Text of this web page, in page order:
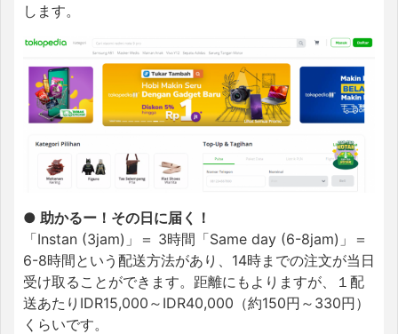
します。
● 助かるー！その日に届く！
「Instan (3jam)」＝ 3時間「Same day (6-8jam)」＝
6-8時間という配送方法があり、14時までの注文が当日
受け取ることができます。距離にもよりますが、１配
送あたりIDR15,000～IDR40,000（約150円～330円）
くらいです。